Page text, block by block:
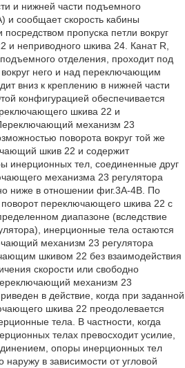
и нижней части подъемного
и сообщает скорость кабины
пропуска петли вокруг
неприводного шкива 24. Канат R,
отделения, проходит под
него и над переключающим
вниз к креплению в нижней части
конфигурацией обеспечивается
шкива 22 и
механизм 23
поворота вокруг той же
шкив 22 и содержит
инерционных тел, соединенные друг
механизма 23 регулятора
ниже в отношении фиг.3A-4B. По
поворот переключающего шкива 22 с
диапазоне (вследствие
инерционные тела остаются
механизм 23 регулятора
шкивом 22 без взаимодействия
скорости или свободно
механизм 23
в действие, когда при заданной
шкива 22 преодолевается
тела. В частности, когда
телах превосходит усилие,
опоры инерционных тел
в зависимости от угловой